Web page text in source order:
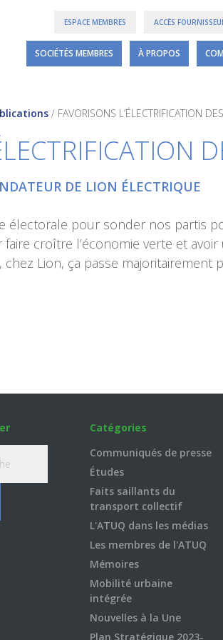
ESPACE MEMBRES ACCÈS
SOCIÉTÉS MEMBRES À PROPOS
/ FAVORISONS L’ÉLECTRIFICATION
DE LION ÉLECTRIQUE
électorale pour sonder nos partis
croître l’économie verte et
Lion, ça passe majoritairement
Catégories
Communiqués de presse
Études
Faits saillants du
transport collectif
L'ATUQ dans les médias
Les membres de l'ATUQ
Mémoires
Mobilité urbaine
intégrée
Nouvelles à la Une
Plan Stratégique 2023-